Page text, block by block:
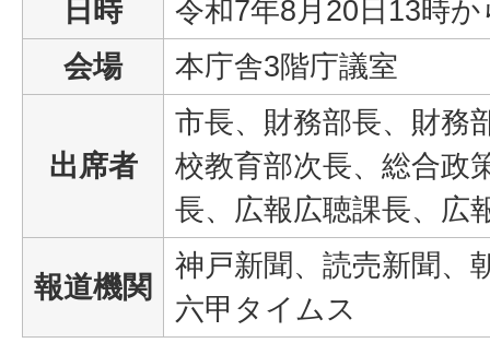
日時
令和7年8月20日13時
会場
本庁舎3階庁議室
出席者
市長、財務部長、財務
校教育部次長、総合政
長、広報広聴課長、広
報道機関
神戸新聞、読売新聞、
六甲タイムス